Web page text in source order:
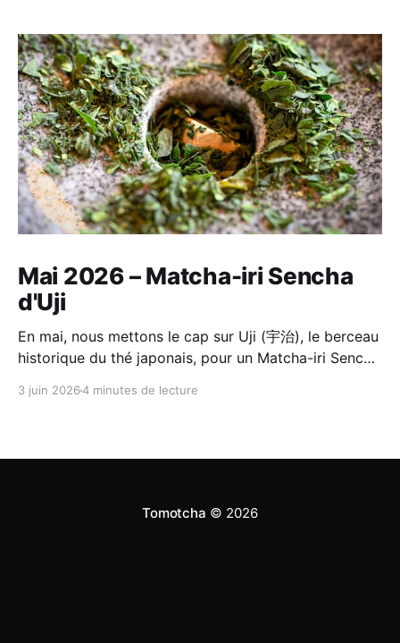
Mai 2026 – Matcha-iri Sencha
d'Uji
En mai, nous mettons le cap sur Uji (宇治), le berceau
historique du thé japonais, pour un Matcha-iri Sencha
C'est un thé composé d'un matcha d'Uji de première
3 juin 20264 minutes de lecture
Tomotcha © 2026